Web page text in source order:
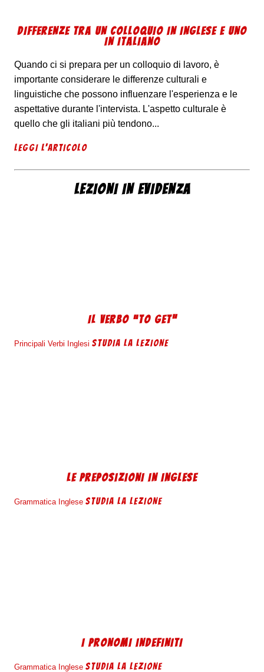
DIFFERENZE TRA UN COLLOQUIO IN INGLESE E UNO
IN ITALIANO
Quando ci si prepara per un colloquio di lavoro, è
importante considerare le differenze culturali e
linguistiche che possono influenzare l'esperienza e le
aspettative durante l'intervista. L'aspetto culturale è
quello che gli italiani più tendono...
LEGGI L'ARTICOLO
LEZIONI IN EVIDENZA
IL VERBO “TO GET”
Principali Verbi Inglesi STUDIA LA LEZIONE
LE PREPOSIZIONI IN INGLESE
Grammatica Inglese STUDIA LA LEZIONE
I PRONOMI INDEFINITI
Grammatica Inglese STUDIA LA LEZIONE